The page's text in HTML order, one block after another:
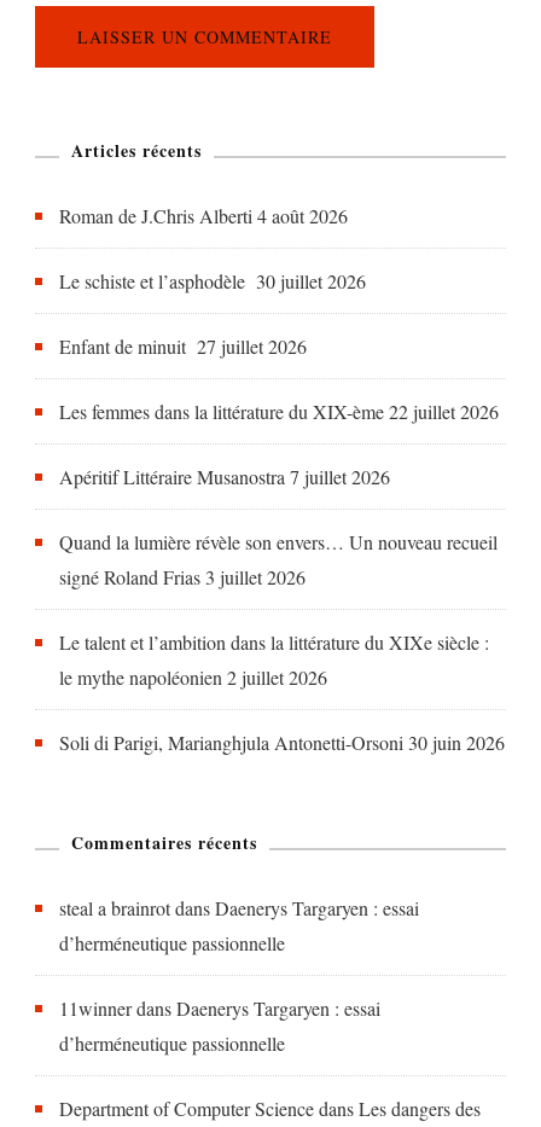
Articles récents
Roman de J.Chris Alberti4 août 2026
Le schiste et l’asphodèle 30 juillet 2026
Enfant de minuit 27 juillet 2026
Les femmes dans la littérature du XIX-ème22 juillet 2026
Apéritif Littéraire Musanostra7 juillet 2026
Quand la lumière révèle son envers… Un nouveau recueil
signé Roland Frias 3 juillet 2026
Le talent et l’ambition dans la littérature du XIXe siècle :
le mythe napoléonien2 juillet 2026
Soli di Parigi, Marianghjula Antonetti-Orsoni 30 juin 2026
Commentaires récents
steal a brainrotdansDaenerys Targaryen : essai
d’herméneutique passionnelle
11winnerdansDaenerys Targaryen : essai
d’herméneutique passionnelle
Department of Computer SciencedansLes dangers des